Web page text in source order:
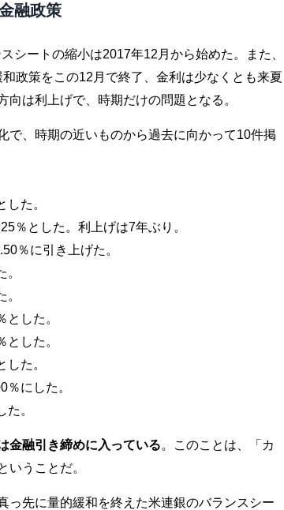
融政策
シートの縮小は2017年12月から始めた。また、
政策をこの12月で終了、金利は少なくとも来夏
は利上げで、時期だけの問題となる。
で、時期の近いものから過去に向かって10件掲
た。
％とした。利上げは7年ぶり。
％に引き上げた。
した。
した。
た。
にした。
。
金融引き締めに入っている。このことは、「カ
いうことだ。
っ先に量的緩和を終えた米連銀のバランスシー